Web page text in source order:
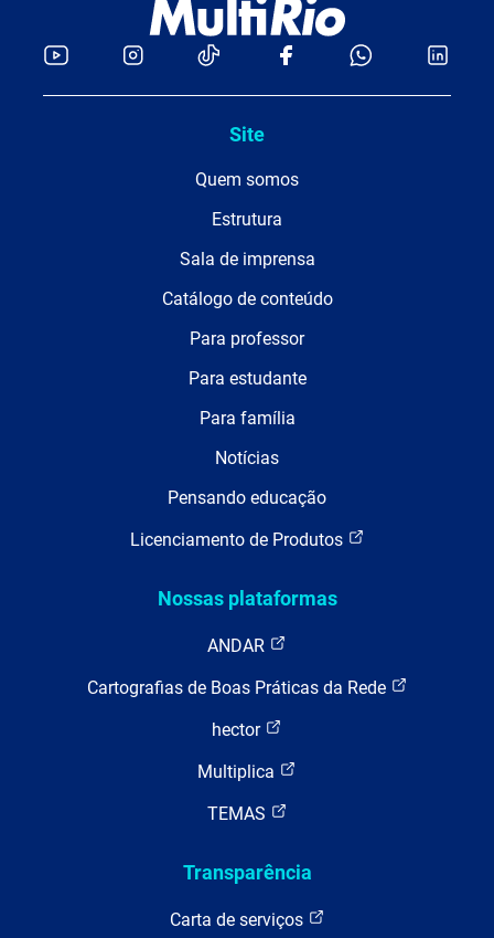
Site
Quem somos
Estrutura
Sala de imprensa
Catálogo de conteúdo
Para professor
Para estudante
Para família
Notícias
Pensando educação
Licenciamento de Produtos
Nossas plataformas
ANDAR
Cartografias de Boas Práticas da Rede
hector
Multiplica
TEMAS
Transparência
Carta de serviços